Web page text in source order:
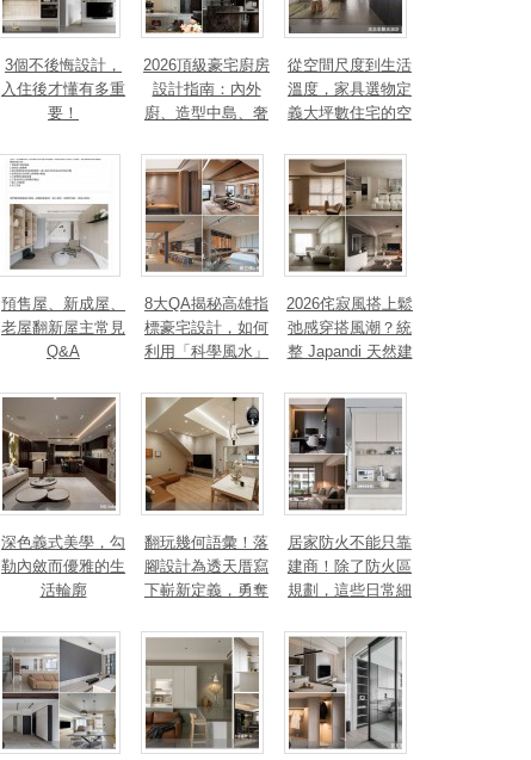
3個不後悔設計，
入住後才懂有多重
要！
2026頂級豪宅廚房
設計指南：內外
廚、造型中島、奢
讓廚房從空間配角
變主角！
從空間尺度到生活
溫度，家具選物定
義大坪數住宅的空
預售屋、新成屋、
老屋翻新屋主常見
Q&A
8大QA揭秘高雄指
標豪宅設計，如何
利用「科學風水」
量磁場？
2026侘寂風搭上鬆
弛感穿搭風潮？統
整 Japandi 天然建
有風靡全球的軟裝
家具推薦
深色義式美學，勾
勒內斂而優雅的生
活輪廓
翻玩幾何語彙！落
腳設計為透天厝寫
下嶄新定義，勇奪
TAN 國際大獎
居家防火不能只靠
建商！除了防火區
規劃，這些日常細